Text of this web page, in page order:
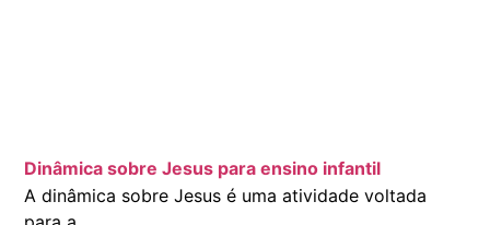
Dinâmica sobre Jesus para ensino infantil
A dinâmica sobre Jesus é uma atividade voltada